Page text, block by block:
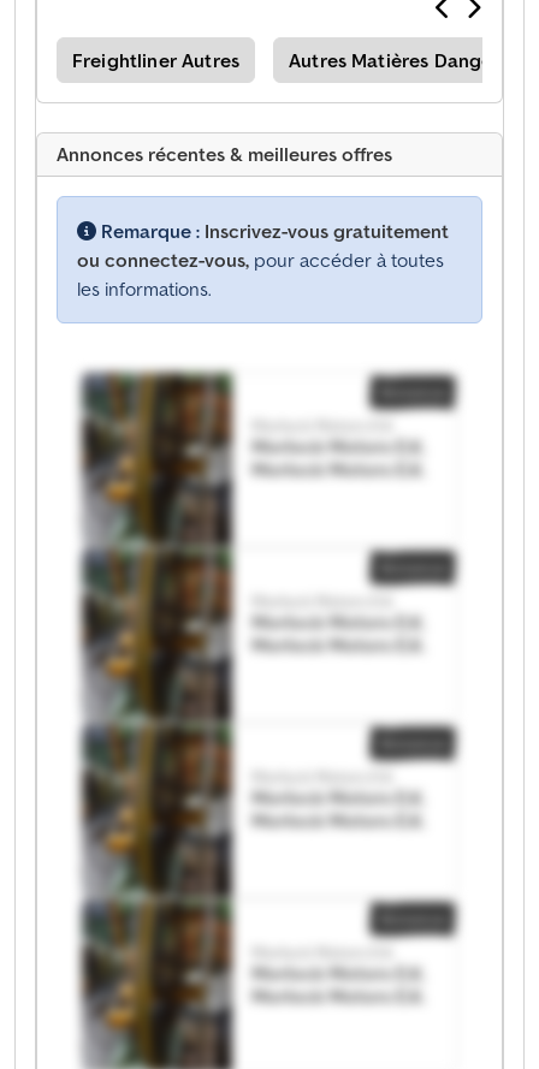
Freightliner Autres Autres Matières
Annonces récentes & meilleures offres
Remarque : Inscrivez-vous gratuitement
ou connectez-vous, pour accéder à toutes
les informations.
Morlock Motors E.K.
Morlock Motors E.K.
Morlock Motors E.K.
Morlock Motors E.K.
Morlock Motors E.K.
Morlock Motors E.K.
Morlock Motors E.K.
Morlock Motors E.K.